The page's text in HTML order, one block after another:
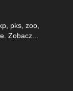
pks, zoo,
Zobacz...